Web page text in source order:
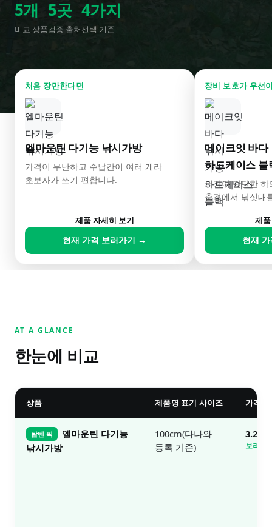
5개
비교 상품
5곳
검증 출처
4가지
선택 기준
처음 장만한다면
엘마운틴 다기능 낚시가방
가격이 무난하고 수납칸이 여러 개라
초보자가 쓰기 편합니다.
제품 자세히 보기
현재 가격 보러가기 →
장비 보호가 우선
메이크잇 바다
하드케이스 블
외장이 단단한
충격에서 낚싯대
제
현재
AT A GLANCE
한눈에 비교
상품 제품명 표기 사이즈 가격대
탑텐 픽
엘마운틴 다기능
낚시가방
100cm(다나와
등록 기준)
3.2만
보러가